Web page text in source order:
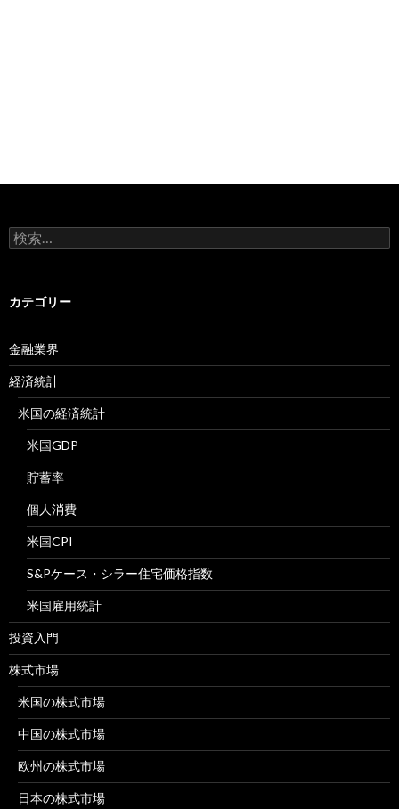
検
索:
カテゴリー
金融業界
経済統計
米国の経済統計
米国GDP
貯蓄率
個人消費
米国CPI
S&Pケース・シラー住宅価格指数
米国雇用統計
投資入門
株式市場
米国の株式市場
中国の株式市場
欧州の株式市場
日本の株式市場